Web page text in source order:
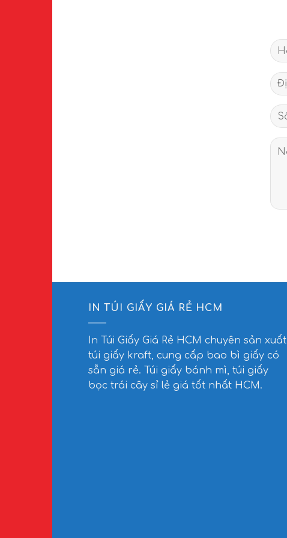
IN TÚI GIẤY GIÁ RẺ HCM
In Túi Giấy Giá Rẻ HCM chuyên sản xuất
túi giấy kraft, cung cấp bao bì giấy có
sẵn giá rẻ. Túi giấy bánh mì, túi giấy
bọc trái cây sỉ lẻ giá tốt nhất HCM.